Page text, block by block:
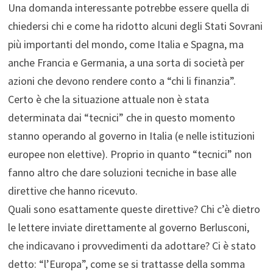
Una domanda interessante potrebbe essere quella di
chiedersi chi e come ha ridotto alcuni degli Stati Sovrani
più importanti del mondo, come Italia e Spagna, ma
anche Francia e Germania, a una sorta di società per
azioni che devono rendere conto a “chi li finanzia”.
Certo è che la situazione attuale non è stata
determinata dai “tecnici” che in questo momento
stanno operando al governo in Italia (e nelle istituzioni
europee non elettive). Proprio in quanto “tecnici” non
fanno altro che dare soluzioni tecniche in base alle
direttive che hanno ricevuto.
Quali sono esattamente queste direttive? Chi c’è dietro
le lettere inviate direttamente al governo Berlusconi,
che indicavano i provvedimenti da adottare? Ci è stato
detto: “l’Europa”, come se si trattasse della somma